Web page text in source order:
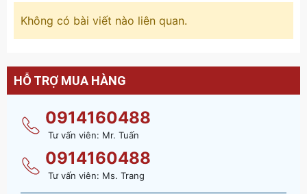
Không có bài viết nào liên quan.
HỖ TRỢ MUA HÀNG
0914160488
Tư vấn viên: Mr. Tuấn
0914160488
Tư vấn viên: Ms. Trang